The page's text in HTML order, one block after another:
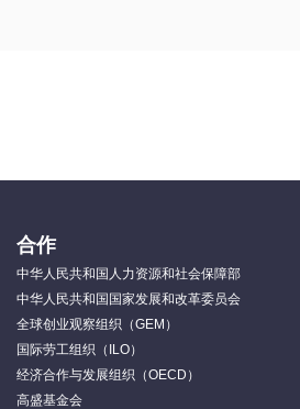
合作
中华人民共和国人力资源和社会保障部
中华人民共和国国家发展和改革委员会
全球创业观察组织（GEM）
国际劳工组织（ILO）
经济合作与发展组织（OECD）
高盛基金会